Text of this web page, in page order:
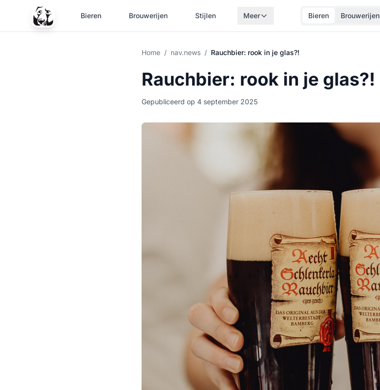
Bieren Brouwerijen Stijlen Meer Bieren Brouwerijen
Home / nav.news / Rauchbier: rook in je glas?!
Rauchbier: rook in je glas?!
Gepubliceerd op 4 september 2025